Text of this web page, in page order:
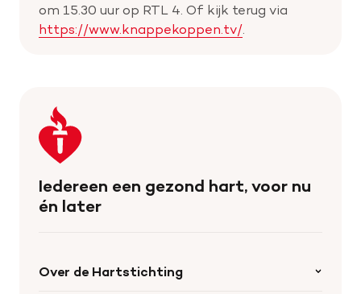
om 15.30 uur op RTL 4. Of kijk terug via
https://www.knappekoppen.tv/.
Keer
terug
naar
homepage
Iedereen een gezond hart, voor nu
én later
Over de Hartstichting